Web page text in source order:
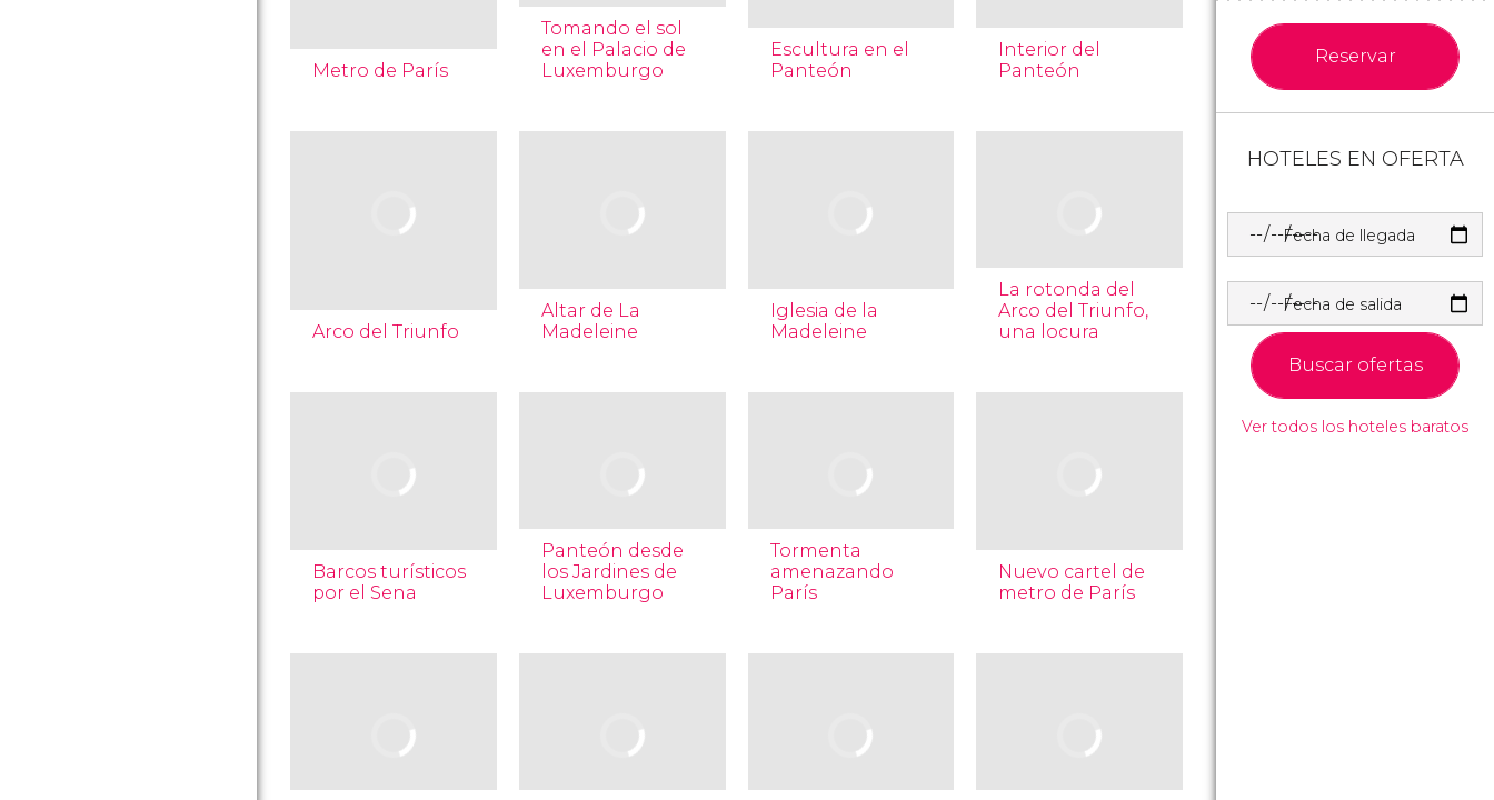
Metro de París
Tomando el sol
en el Palacio de
Luxemburgo
Escultura en el
Panteón
Interior del
Panteón
Arco del Triunfo
Altar de La
Madeleine
Iglesia de la
Madeleine
La rotonda del
Arco del Triunfo,
una locura
Barcos turísticos
por el Sena
Panteón desde
los Jardines de
Luxemburgo
Tormenta
amenazando
París
Nuevo cartel de
metro de París
Reservar
HOTELES EN OFERTA
Fecha de llegada
Fecha de salida
Buscar ofertas
Ver todos los hoteles baratos